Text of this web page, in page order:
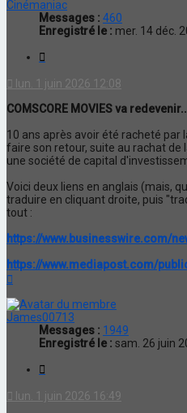
Cinémaniac
Messages : 460
Enregistré le : mer. 14 déc.
lun. 1 juin 2026 12:08
COMSCORE MOVIES va
10 ans après avoir été racheté par
faire son retour, suite au rachat de
une société de capital
Voici deux liens en anglais (mais,
traduire en cliquant droite, puis
tout :
https://www.businesswire.com/
https://www.mediapost.com/
James00713
Messages : 1949
Enregistré le : sam. 26 juin
lun. 1 juin 2026 16:49